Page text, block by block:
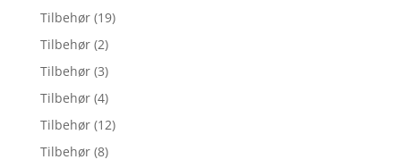
Tilbehør (19)
Tilbehør (2)
Tilbehør (3)
Tilbehør (4)
Tilbehør (12)
Tilbehør (8)